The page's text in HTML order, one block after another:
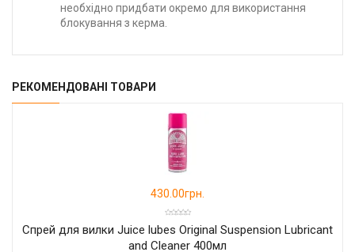
необхідно придбати окремо для використання
блокування з керма.
РЕКОМЕНДОВАНІ ТОВАРИ
430.00грн.
Спрей для вилки Juice lubes Original Suspension Lubricant
and Cleaner 400мл